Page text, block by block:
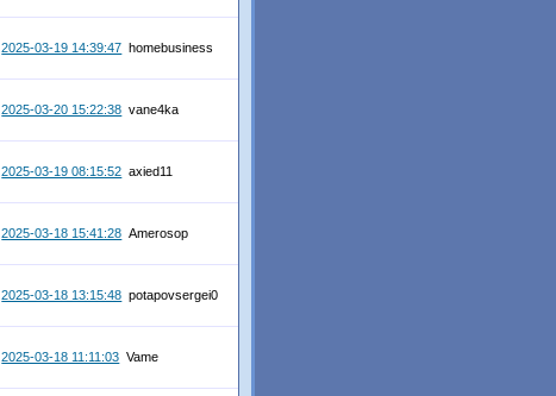
2025-03-19 14:39:47 homebusiness
2025-03-20 15:22:38 vane4ka
2025-03-19 08:15:52 axied11
2025-03-18 15:41:28 Amerosop
2025-03-18 13:15:48 potapovsergei0
2025-03-18 11:11:03 Vame